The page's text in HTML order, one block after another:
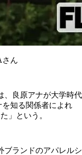
さん
、良原アナが大学時代
知る関係者によれ
」という。
ブランドのアパレルシ